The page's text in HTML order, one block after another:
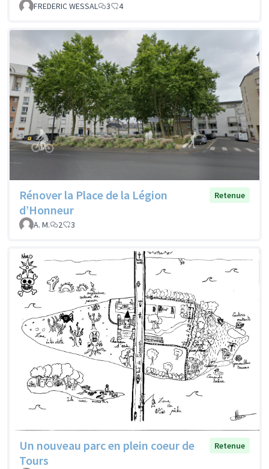
FREDERIC WESSAL 3 4
Rénover la Place de la Légion
d’Honneur
Retenue
A. M. 2 3
Un nouveau parc en plein coeur de
Tours
Retenue